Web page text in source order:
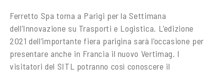
Ferretto Spa torna a Parigi per la Settimana
dell’Innovazione su Trasporti e Logistica. L’edizione
2021 dell’importante fiera parigina sarà l’occasione per
presentare anche in Francia il nuovo Vertimag. I
visitatori del SITL potranno così conoscere il